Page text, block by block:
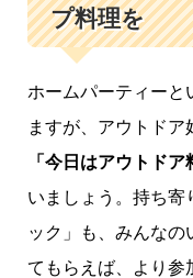
プ料理を
ホームパーティーと
ますが、アウトドア
「今日はアウトドア
いましょう。持ち寄
ック」も、みんなの
てもらえば、より参